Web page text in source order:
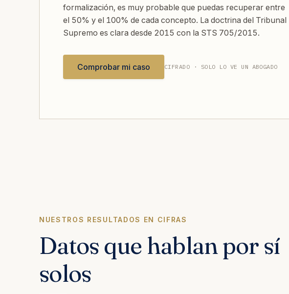
formalización, es muy probable que puedas recuperar entre
el 50% y el 100% de cada concepto. La doctrina del Tribunal
Supremo es clara desde 2015 con la STS 705/2015.
Comprobar mi caso CIFRADO · SOLO LO VE UN ABOGADO
NUESTROS RESULTADOS EN CIFRAS
Datos que hablan por sí
solos